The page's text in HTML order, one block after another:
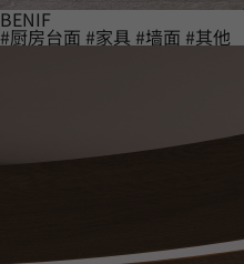
BENIF
#厨房台面 #家具 #墙面 #其他